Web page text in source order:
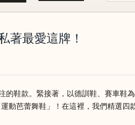
著最愛這牌！
的鞋款。緊接著，以德訓鞋、賽車鞋
動芭蕾舞鞋」！在這裡，我們精選四